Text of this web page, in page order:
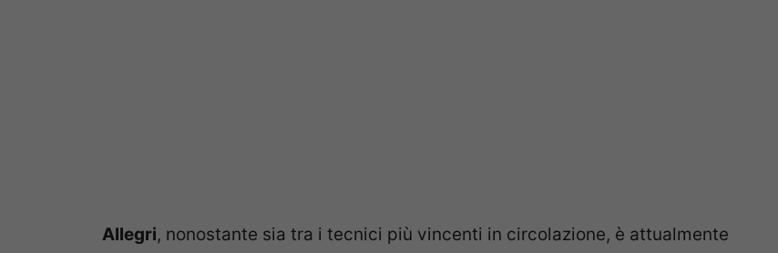
Allegri, nonostante sia tra i tecnici più vincenti in circolazione, è attualmente